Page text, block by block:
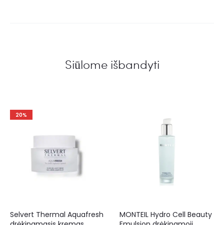
Siūlome išbandyti
20%
Selvert Thermal Aquafresh
MONTEIL Hydro Cell Beauty